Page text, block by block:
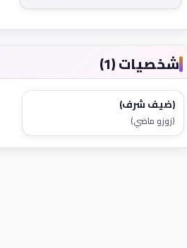
شخصيات (1)
(ضيف شرف)
(زوزو ماضي)